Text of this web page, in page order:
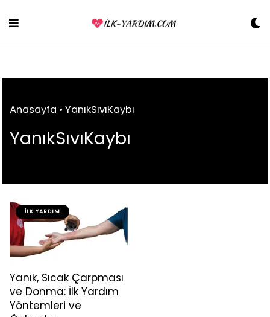
Anasayfa • YanıkSıvıKaybı
YanıkSıvıKaybı
İLK YARDIM
Yanık, Sıcak Çarpması
ve Donma: İlk Yardım
Yöntemleri ve